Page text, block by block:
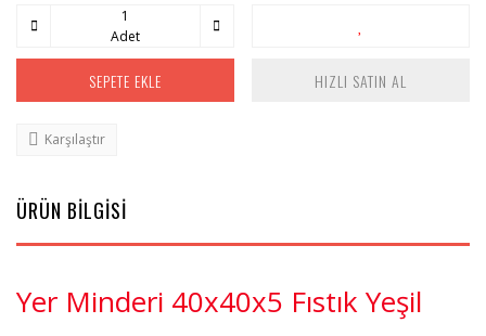
Adet
SEPETE EKLE HIZLI SATIN AL
Karşılaştır
ÜRÜN BİLGİSİ
Yer Minderi 40x40x5 Fıstık Yeşil